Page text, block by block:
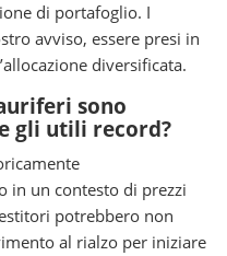
di portafoglio. I
avviso, essere presi in
diversificata.
sono
gli utili record?
in un contesto di prezzi
potrebbero non
al rialzo per iniziare